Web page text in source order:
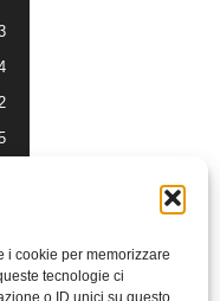
i cookie per memorizzare
tecnologie ci
o ID unici su questo